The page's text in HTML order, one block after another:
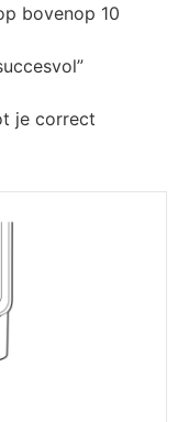
bovenop 10
je correct